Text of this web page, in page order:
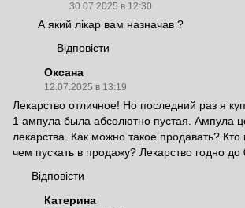
30.07.2025 в 12:30
А який лікар вам назначав ?
Відповісти
Оксана
12.07.2025 в 13:19
Лекарство отличное! Но последний раз я
1 ампула была абсолютно пустая. Ампула
лекарства. Как можно такое продавать?
чем пускать в продажу? Лекарство годно до
Відповісти
Катерина